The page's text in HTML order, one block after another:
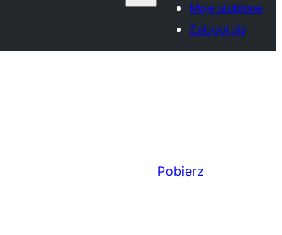
Moje ulubione
Zaloguj się
Pobierz